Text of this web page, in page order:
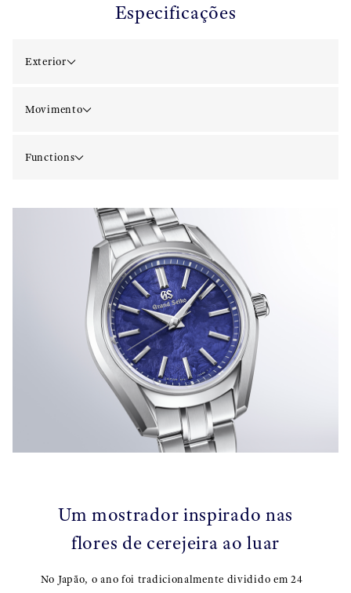
Especificações
Exterior
Movimento
Functions
Um mostrador inspirado nas
flores de cerejeira ao luar
No Japão, o ano foi tradicionalmente dividido em 24